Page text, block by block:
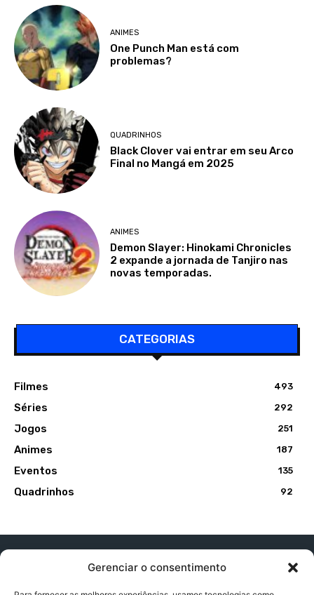
Gerenciar o consentimento
ANIMES
One Punch Man está com
problemas?
QUADRINHOS
Black Clover vai entrar em seu Arco
Final no Mangá em 2025
ANIMES
Demon Slayer: Hinokami Chronicles
2 expande a jornada de Tanjiro nas
novas temporadas.
CATEGORIAS
Filmes 493
Séries 292
Jogos 251
Animes 187
Eventos 135
Quadrinhos 92